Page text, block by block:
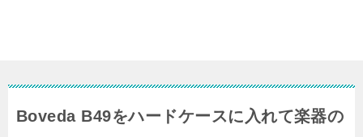
Boveda B49をハードケースに入れて楽器の